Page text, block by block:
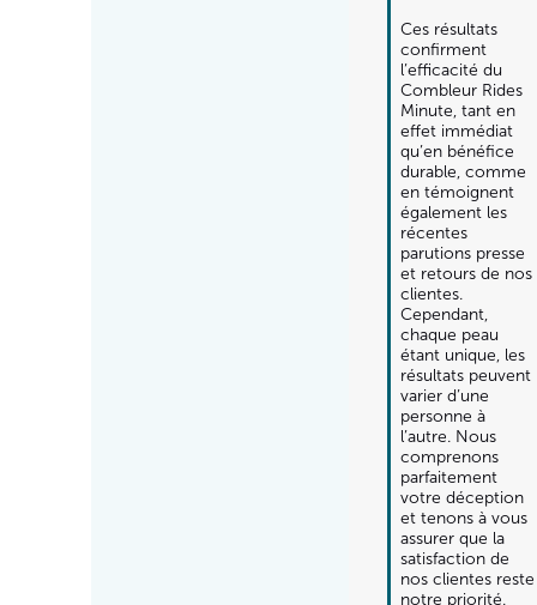
Ces résultats
confirment
l’efficacité du
Combleur Rides
Minute, tant en
effet immédiat
qu’en bénéfice
durable, comme
en témoignent
également les
récentes
parutions presse
et retours de nos
clientes.
Cependant,
chaque peau
étant unique, les
résultats peuvent
varier d’une
personne à
l’autre. Nous
comprenons
parfaitement
votre déception
et tenons à vous
assurer que la
satisfaction de
nos clientes reste
notre priorité.